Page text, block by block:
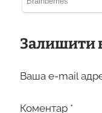
Залишити
Ваша e-mail
Коментар *